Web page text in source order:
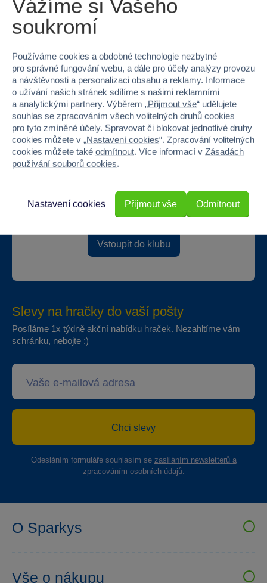
Doprava zdarma při
odběru na prodejnách
22 220 výdejních míst
Speciální klubové ceny
Exkluzivní nabídky od partnerů
Překvapení
Vstoupit do klubu
Slevy na hračky do vaší pošty
Posíláme 1x týdně akční nabídku hraček. Nezahltíme vám
schránku, nebojte :)
Chci slevy
Odesláním formuláře souhlasím se zasíláním newsletterů a
zpracováním osobních údajů.
O Sparkys
Vše o nákupu
Vážíme si Vašeho
soukromí
Používáme cookies a obdobné technologie nezbytné
pro správné fungování webu, a dále pro účely analýzy provozu
a návštěvnosti a personalizaci obsahu a reklamy. Informace
o užívání našich stránek sdílíme s našimi reklamními
a analytickými partnery. Výběrem „Přijmout vše“ udělujete
souhlas se zpracováním všech volitelných druhů cookies
pro tyto zmíněné účely. Spravovat či blokovat jednotlivé druhy
cookies můžete v „Nastavení cookies“. Zpracování volitelných
cookies můžete také odmítnout. Více informací v Zásadách
používání souborů cookies.
Odmítnout
Nastavení cookies Přijmout vše